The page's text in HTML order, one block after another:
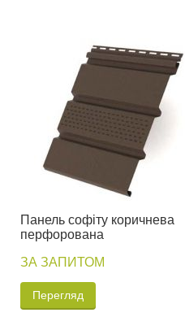
Панель софіту коричнева
перфорована
ЗА ЗАПИТОМ
Перегляд